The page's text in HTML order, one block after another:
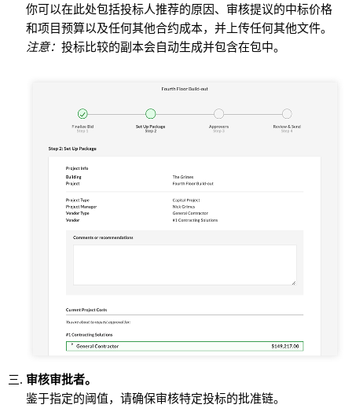
你可以在此处包括投标人推荐的原因、审核提议的中标价格
和项目预算以及任何其他合约成本，并上传任何其他文件。
注意： 投标比较的副本会自动生成并包含在包中。
审核审批者。
鉴于指定的阈值，请确保审核特定投标的批准链。